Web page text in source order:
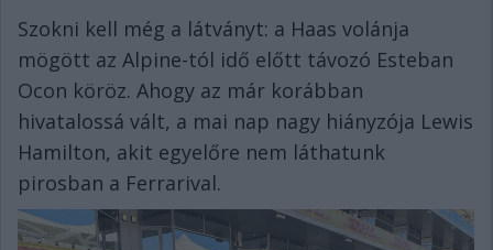
Szokni kell még a látványt: a Haas volánja
mögött az Alpine-tól idő előtt távozó Esteban
Ocon köröz. Ahogy az már korábban
hivatalossá vált, a mai nap nagy hiányzója Lewis
Hamilton, akit egyelőre nem láthatunk
pirosban a Ferrarival.